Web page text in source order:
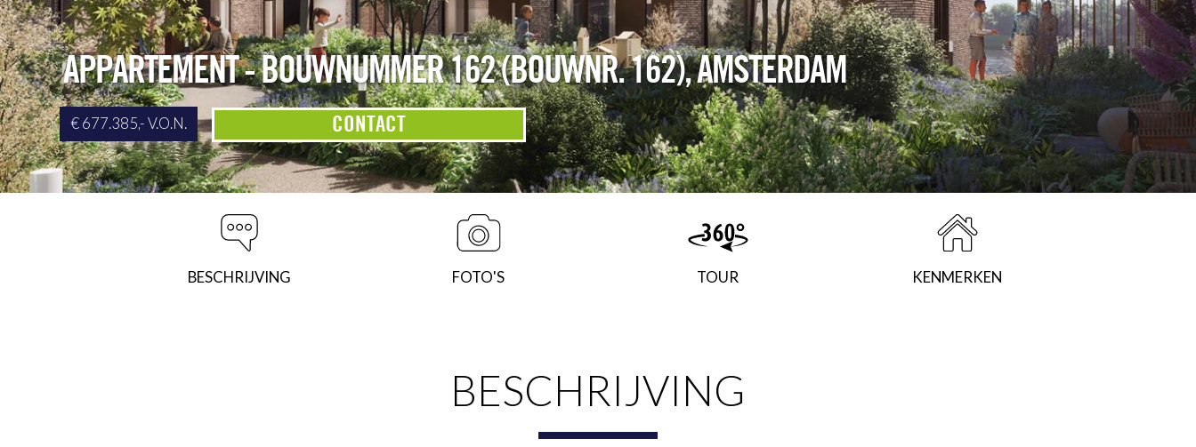
APPARTEMENT - BOUWNUMMER 162 (BOUWNR. 162),AMSTERDAM
€ 677.385,- V.O.N. CONTACT
BESCHRIJVING FOTO'S TOUR KENMERKEN
BESCHRIJVING